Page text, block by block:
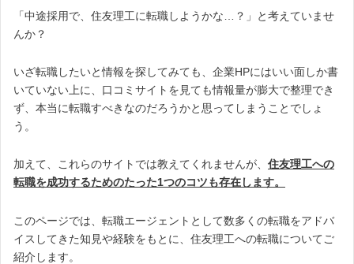
「中途採用で、住友理工に転職しようかな…？」と考えていませ
んか？
いざ転職したいと情報を探してみても、企業HPにはいい面しか書
いていない上に、口コミサイトを見ても情報量が膨大で整理でき
ず、本当に転職すべきなのだろうかと思ってしまうことでしょ
う。
加えて、これらのサイトでは教えてくれませんが、 住友理工への
転職を成功するためのたった1つのコツも存在します。
このページでは、転職エージェントとして数多くの転職をアドバ
イスしてきた知見や経験をもとに、住友理工への転職についてご
紹介します。